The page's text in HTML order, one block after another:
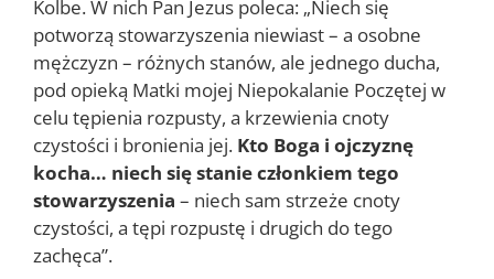
Kolbe. W nich Pan Jezus poleca: „Niech się
potworzą stowarzyszenia niewiast – a osobne
mężczyzn – różnych stanów, ale jednego ducha,
pod opieką Matki mojej Niepokalanie Poczętej w
celu tępienia rozpusty, a krzewienia cnoty
czystości i bronienia jej. Kto Boga i ojczyznę
kocha… niech się stanie członkiem tego
stowarzyszenia – niech sam strzeże cnoty
czystości, a tępi rozpustę i drugich do tego
zachęca”.